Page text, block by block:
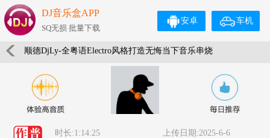
DJ音乐盒APP
SQ无损 批量下载
车机
安卓
顺德DjLy-全粤语Electro风格打造无悔当下音乐串烧
时长:1:14:25
上传日期:2025-6-6